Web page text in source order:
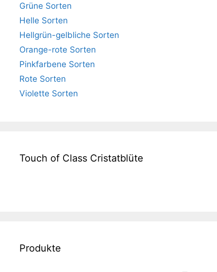
Grüne Sorten
Helle Sorten
Hellgrün-gelbliche Sorten
Orange-rote Sorten
Pinkfarbene Sorten
Rote Sorten
Violette Sorten
Touch of Class Cristatblüte
Produkte